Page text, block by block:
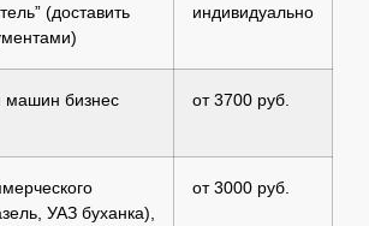
(доставить
индивидуально
машин бизнес
от 3700 руб.
УАЗ буханка),
от 3000 руб.